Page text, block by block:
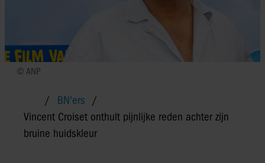
© ANP
BN'ers
Vincent Croiset onthult pijnlijke reden achter zijn
bruine huidskleur